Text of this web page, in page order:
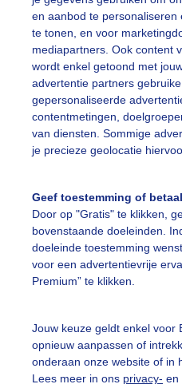
en aanbod te
te tonen, en voor
mediapartners. Ook content
wordt enkel getoond met
advertentie partners
gepersonaliseerde
contentmetingen,
van diensten. Sommige
je precieze geolocatie
Geef toestemming of
Door op "Gratis" te klikken,
bovenstaande doeleinden.
doeleinde toestemming
voor een advertentievrije
Premium” te klikken.
Jouw keuze geldt enkel voor
opnieuw aanpassen of
onderaan onze website of in
Lees meer in ons privacy- en
ria brasser Gemaakt: 11-08-
slideshow
vragen